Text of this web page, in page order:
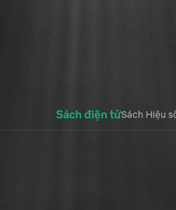
Sách điện tửSách Hiệu